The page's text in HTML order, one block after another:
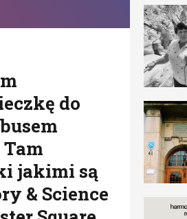
do
jakimi są
& Science